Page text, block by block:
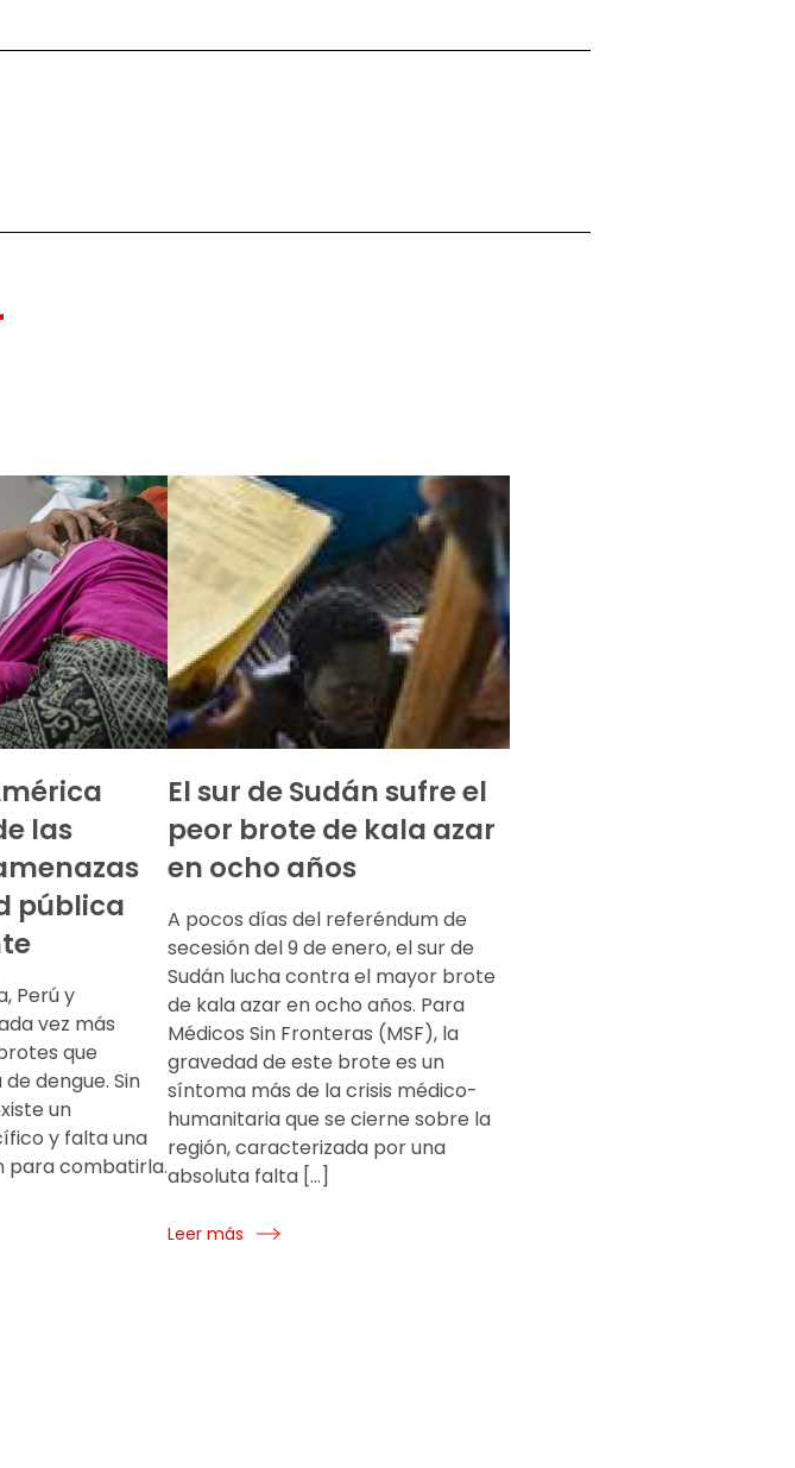
las
pública
Perú y
vez más
que
dengue. Sin
un
y falta una
para combatirla.
El sur de Sudán sufre el
peor brote de kala azar
en ocho años
A pocos días del referéndum de
secesión del 9 de enero, el sur de
Sudán lucha contra el mayor brote
de kala azar en ocho años. Para
Médicos Sin Fronteras (MSF), la
gravedad de este brote es un
síntoma más de la crisis médico-
humanitaria que se cierne sobre la
región, caracterizada por una
absoluta falta […]
Leer más